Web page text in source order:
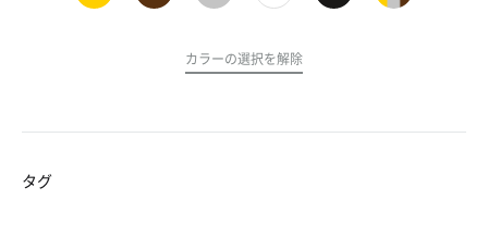
カラーの選択を解除
タグ